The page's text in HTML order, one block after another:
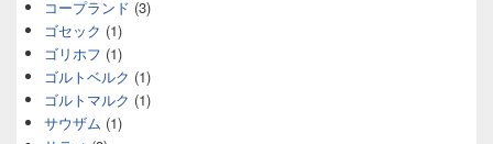
コープランド (3)
ゴセック (1)
ゴリホフ (1)
ゴルトベルク (1)
ゴルトマルク (1)
サウザム (1)